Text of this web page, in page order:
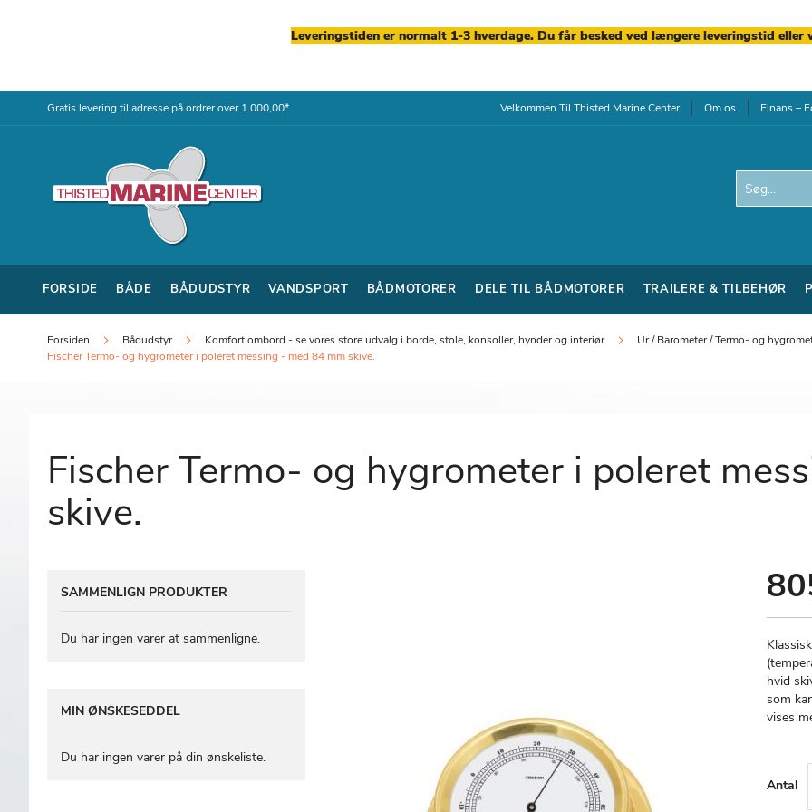
Leveringstiden er normalt 1-3 hverdage. Du får besked ved længere leveringstid eller
Gratis levering til adresse på ordrer over 1.000,00*Skip
Velkommen Til Thisted Marine Center Om os Finans –
Search
FORSIDE BÅDE BÅDUDSTYR VANDSPORT BÅDMOTORER DELE TIL BÅDMOTORER TRAILERE & TILBEHØR
Forsiden Bådudstyr Komfort ombord - se vores store udvalg i borde, stole, konsoller, hynder og interiør
Ur / Barometer / Termo- og
Fischer Termo- og hygrometer i poleret messing - med 84 mm skive.
Fischer Termo- og hygrometer i poleret
skive.
hvid
som
vises
Antal
SAMMENLIGN PRODUKTER
Du har ingen varer at sammenligne.
MIN ØNSKESEDDEL
Du har ingen varer på din ønskeliste.